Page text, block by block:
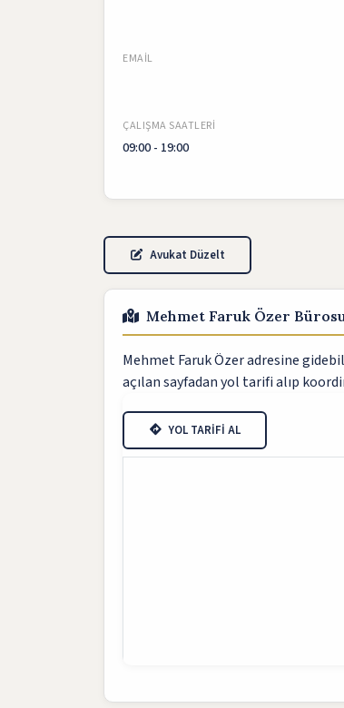
EMAIL
ÇALIŞMA SAATLERI
09:00 - 19:00
Avukat Düzelt
Mehmet Faruk Özer
Mehmet Faruk Özer adresine
açılan sayfadan yol tarifi alıp
YOL TARİFİ AL